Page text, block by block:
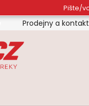
Pište/
Prodejny a